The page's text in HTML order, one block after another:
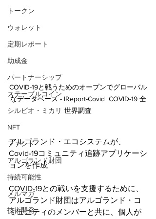
トークン
ウォレット
定期レポート
助成金
パートナーシップ
ステーブルコイン
シルビオ・ミカリ
NFT
ファンド
アルゴランド財団
持続可能性
メルマガ
技術開発
COVID-19と戦うためのオープンでグローバル
なデータベース - IReport-Covid  COVID-19 全
世界調査
アルゴランド・エコシステムが、
Covid-19コミュニティ追跡アプリケーシ
ョンを作成
COVID-19との戦いを支援するために、
アルゴランド財団はアルゴランド・コ
ミュニティのメンバーと共に、個人が